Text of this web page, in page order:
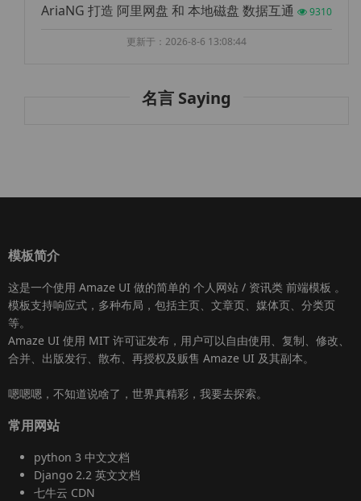
AriaNG 打造 阿里网盘 和 本地磁盘 数据互通
9310
更新于：2026-8-6 13:08:44
名言 Saying
模板简介
这是一个使用 Amaze UI 做的简单的 个人网站 / 资讯类 前端模板 。
模板支持响应式，多种布局，包括主页、文章页、媒体页、分类页
等。
Amaze UI 使用 MIT 许可证发布，用户可以自由使用、复制、修改、
合并、出版发行、散布、再授权及贩售 Amaze UI 及其副本。
嗯嗯嗯，不知道说啥了，世界真精彩，我要去探索。
常用网站
python 3 中文文档
Django 2.2 英文文档
七牛云 CDN